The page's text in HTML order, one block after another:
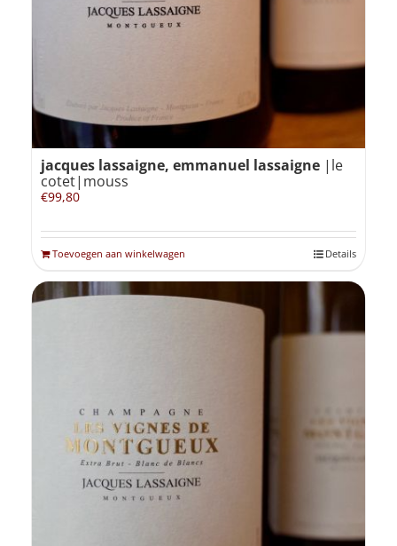
jacques lassaigne, emmanuel lassaigne |le
cotet|mouss
€99,80
Toevoegen aan winkelwagen Details